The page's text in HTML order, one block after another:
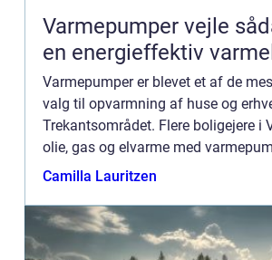
Varmepumper vejle sådan får du
en energieffektiv
Varmepumper er blevet et af de
valg til opvarmning af huse og
Trekantsområdet. Flere boligejere i
olie, gas og elvarme med
lavere varmeregning og mere
Camilla Lauritzen